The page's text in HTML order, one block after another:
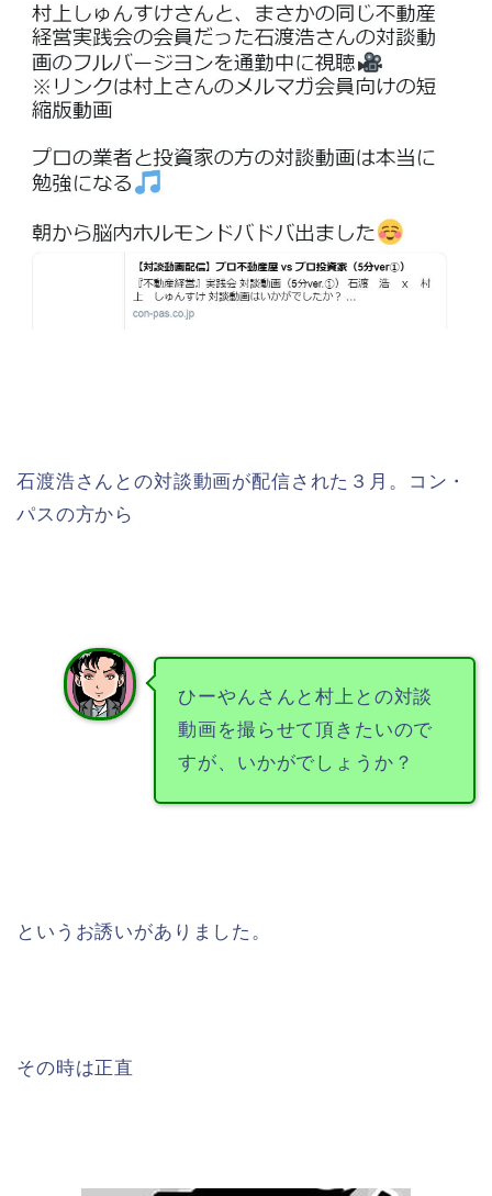
石渡浩さんとの対談動画が配信された３月。コン・
パスの方から
ひーやんさんと村上との対談
動画を撮らせて頂きたいので
すが、いかがでしょうか？
というお誘いがありました。
その時は正直